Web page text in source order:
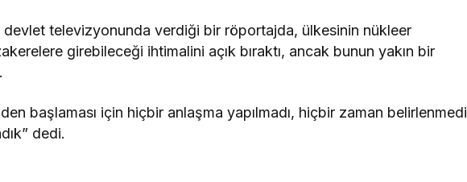
devlet televizyonunda verdiği bir röportajda, ülkesinin nükleer
girebileceği ihtimalini açık bıraktı, ancak bunun yakın bir
başlaması için hiçbir anlaşma yapılmadı, hiçbir zaman belirlenmedi
dedi.